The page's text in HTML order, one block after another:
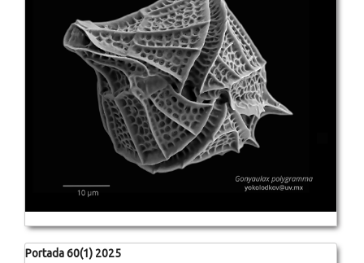
Portada 60(1) 2025